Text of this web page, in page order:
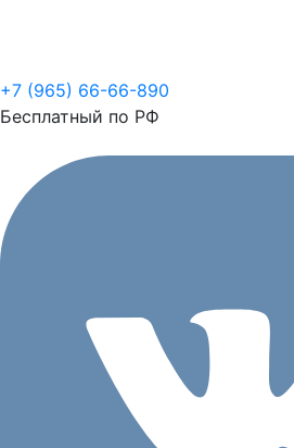
+7 (965) 66-66-890
Бесплатный по РФ